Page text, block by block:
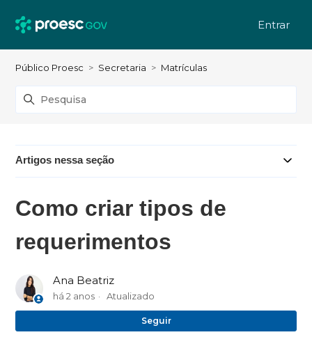
Entrar
Público Proesc Secretaria Matrículas
Artigos nessa seção
Como criar tipos de
requerimentos
Ana Beatriz
há 2 anos Atualizado
Seguir